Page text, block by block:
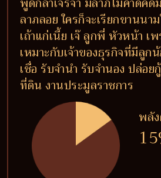
ลาภลอย ใครก็จะเรียกขานนา
เถ้าแก่เนี้ย เจ๊ ลูกพี่ หัวหน้า เ
เหมาะกับเจ้าของธุรกิจที่มีลูก
เชื่อ รับจำนำ รับจำนอง ปล่อย
ที่ดิน งานประมูลราชการ
พลั